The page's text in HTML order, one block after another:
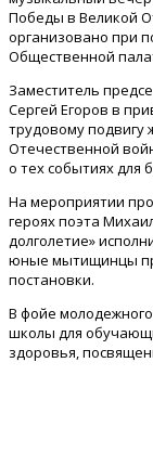
Победы в Великой
организовано при
Общественной
Заместитель
Сергей Егоров в
трудовому
Отечественной
о тех событиях для
На мероприятии
героях поэта
долголетие»
юные мытищинцы
постановки.
В фойе
школы для
здоровья,